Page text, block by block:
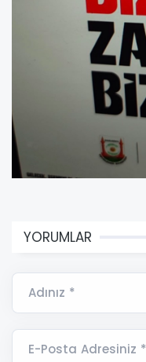
YORUMLAR
Adınız *
E-Posta Adresiniz *